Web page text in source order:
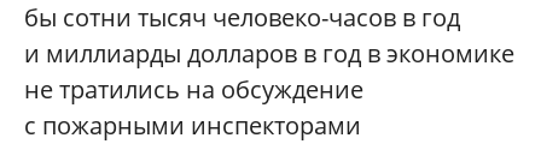
бы сотни тысяч человеко-часов в год
и миллиарды долларов в год в экономике
не тратились на обсуждение
с пожарными инспекторами